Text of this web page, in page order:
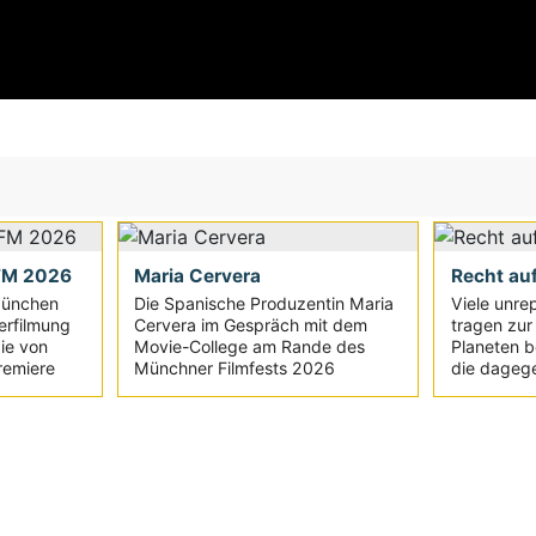
2026
von
Maria Cervera
Die Spanische Produzentin Maria
Cervera im Gespräch mit dem
Movie-College am Rande des
Münchner Filmfests 2026
Recht
Viele
tragen zur
Planeten
die